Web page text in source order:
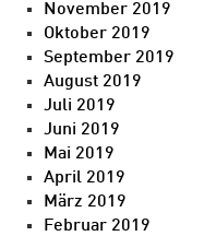
November 2019
Oktober 2019
September 2019
August 2019
Juli 2019
Juni 2019
Mai 2019
April 2019
März 2019
Februar 2019